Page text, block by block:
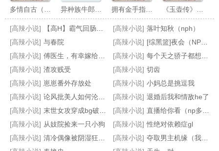
多情自古（1v1，腹黑内侍咸鱼皇后） 异种族牛郎店评鉴指南 拥有金手指后她开始为所欲为（nph） 《玉壶传》（骨科）（兄妹）（np）
重生之纨绔女公子（NPH） 自蹈覆辙
[高辣小说] 【高H】霸气回肠江南春 [高辣小说] 落叶知秋（nph）
[高辣小说] 与春院 [高辣小说] [综黑篮]夜会（NPH）
[高辣小说] 傅医生，有幸嫁给你（重生 1v1 sc） [高辣小说] 每个天之骄子都想强上我[np11男主]
[高辣小说] 渣攻贱受 [高辣小说] 切齿
[高辣小说] 崽崽番外存放处 [高辣小说] 小妈总是挑逗我
[高辣小说] 论风批美人如何沦为追妻小哭包 [高辣小说] 退婚后我和情敌he了
[高辣小说] 末世女攻穿成bg破文女主 [高辣小说] 直播给你看（np多风味小饼干）
[高辣小说] 从妓院捡来一只小狗 [高辣小说] 性绝对依赖症gl
[高辣小说] 清冷偶像被阴湿狂热粉缠上后 [高辣小说] 夺取男主机缘（我求男主上我）